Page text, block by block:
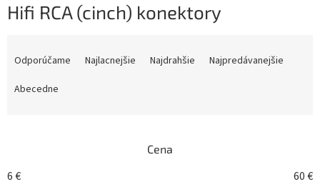
Hifi RCA (cinch) konektory
o
Odporúčame Najlacnejšie Najdrahšie
Najpredávanejšie
Abecedne
Cena
6€ 60€